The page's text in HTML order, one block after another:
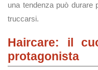
una tendenza può
truccarsi.
Haircare: il
protagonista